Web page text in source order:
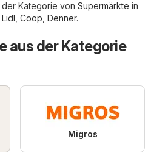
Kategorie von Supermärkte in
Lidl Coop Denner.
aus der Kategorie
Migros